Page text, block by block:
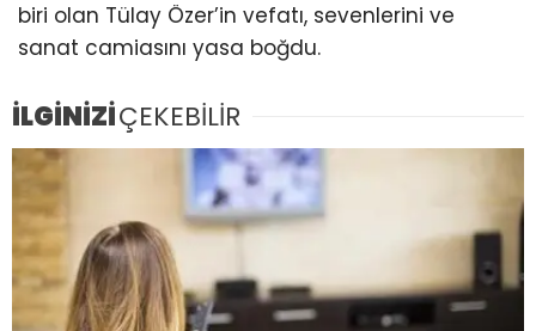
biri olan Tülay Özer’in vefatı, sevenlerini ve
sanat camiasını yasa boğdu.
İLGİNİZİÇEKEBİLİR